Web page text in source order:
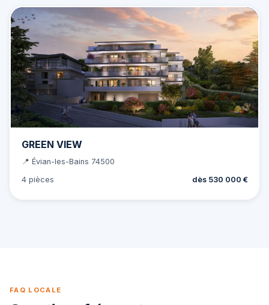
GREEN VIEW
📍 Évian-les-Bains 74500
4 pièces
dès 530 000 €
FAQ LOCALE